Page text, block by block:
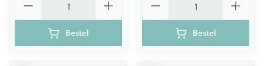
Bestel Bestel